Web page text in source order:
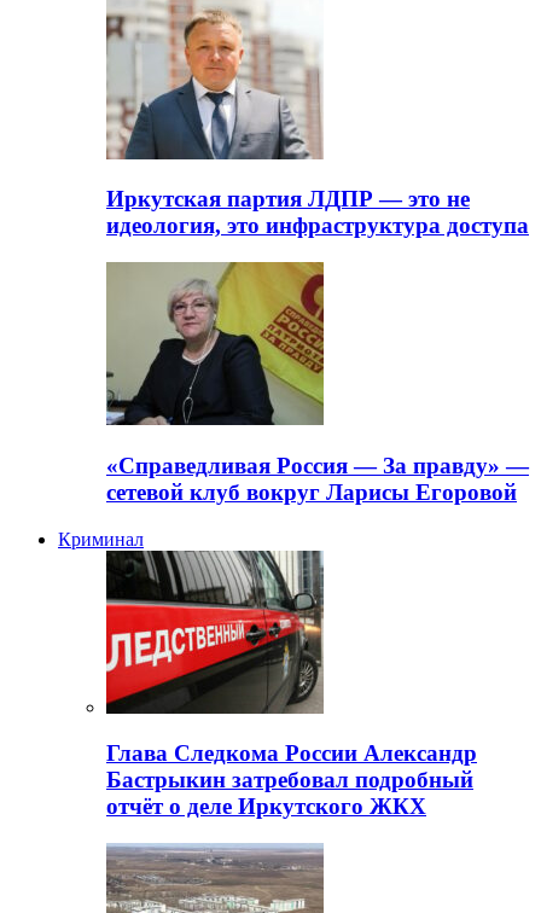
Иркутская партия ЛДПР — это не
идеология, это инфраструктура доступа
«Справедливая Россия — За правду» —
сетевой клуб вокруг Ларисы Егоровой
Криминал
Глава Следкома России Александр
Бастрыкин затребовал подробный
отчёт о деле Иркутского ЖКХ